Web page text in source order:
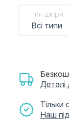
тип шкіри
Всі типи
Деталі
Тільки
Наш